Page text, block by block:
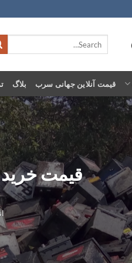
قیمت آنلاین جهانی سرب بلاگ
قیمت خرید